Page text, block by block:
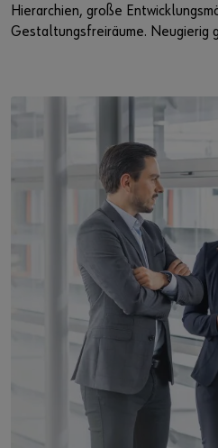
Hierarchien, große
Gestaltungsfreiräume. Neugierig